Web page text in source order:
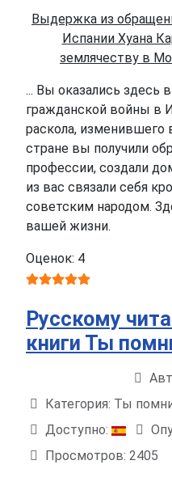
Выдержка из
Испании Хуана
землячеству в
... Вы оказались здесь
гражданской войны в
раскола,
стране вы получили
профессии, создали
из вас связали себя
советским народом.
вашей жизни.
Оценок: 4
Русскому
книги Ты
Информация о
Категория: Ты
Доступно:
Просмотров: 2405